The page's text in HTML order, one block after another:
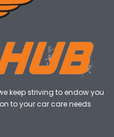
keep striving to endow you
to your car care needs